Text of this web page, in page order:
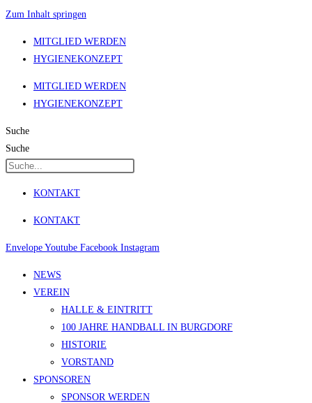
Zum Inhalt springen
MITGLIED WERDEN
HYGIENEKONZEPT
MITGLIED WERDEN
HYGIENEKONZEPT
Suche
Suche
KONTAKT
KONTAKT
Envelope Youtube Facebook Instagram
NEWS
VEREIN
HALLE & EINTRITT
100 JAHRE HANDBALL IN BURGDORF
HISTORIE
VORSTAND
SPONSOREN
SPONSOR WERDEN